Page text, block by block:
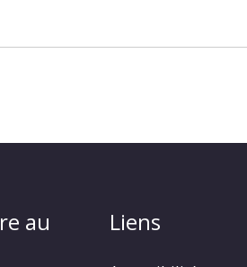
au
Liens